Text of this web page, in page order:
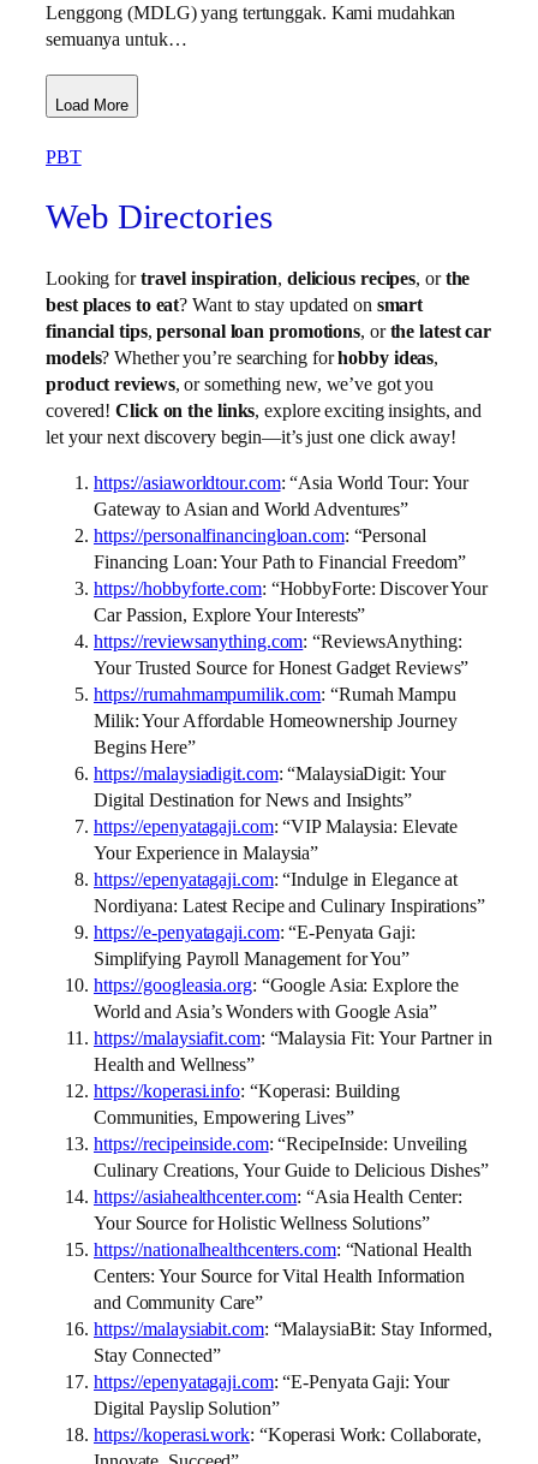
Lenggong (MDLG) yang tertunggak. Kami mudahkan
semuanya untuk…
Load More
PBT
Web Directories
Looking fortravel inspiration, delicious recipes, orthe
best places to eat? Want to stay updated on smart
financial tips,personal loan promotions, orthe latest car
models? Whether you’re searching forhobby ideas,
product reviews, or something new, we’ve got you
covered!Click on the links, explore exciting insights, and
let your next discovery begin—it’s just one click away!
https://asiaworldtour.com: “Asia World Tour: Your
Gateway to Asian and World Adventures”
https://personalfinancingloan.com: “Personal
Financing Loan: Your Path to Financial Freedom”
https://hobbyforte.com: “HobbyForte: Discover Your
Car Passion, Explore Your Interests”
https://reviewsanything.com: “ReviewsAnything:
Your Trusted Source for Honest Gadget Reviews”
https://rumahmampumilik.com: “Rumah Mampu
Milik: Your Affordable Homeownership Journey
Begins Here”
https://malaysiadigit.com: “MalaysiaDigit: Your
Digital Destination for News and Insights”
https://epenyatagaji.com: “VIP Malaysia: Elevate
Your Experience in Malaysia”
https://epenyatagaji.com: “Indulge in Elegance at
Nordiyana: Latest Recipe and Culinary Inspirations”
https://e-penyatagaji.com: “E-Penyata Gaji:
Simplifying Payroll Management for You”
https://googleasia.org: “Google Asia: Explore the
World and Asia’s Wonders with Google Asia”
https://malaysiafit.com: “Malaysia Fit: Your Partner in
Health and Wellness”
https://koperasi.info: “Koperasi: Building
Communities, Empowering Lives”
https://recipeinside.com: “RecipeInside: Unveiling
Culinary Creations, Your Guide to Delicious Dishes”
https://asiahealthcenter.com: “Asia Health Center:
Your Source for Holistic Wellness Solutions”
https://nationalhealthcenters.com: “National Health
Centers: Your Source for Vital Health Information
and Community Care”
https://malaysiabit.com: “MalaysiaBit: Stay Informed,
Stay Connected”
https://epenyatagaji.com: “E-Penyata Gaji: Your
Digital Payslip Solution”
https://koperasi.work: “Koperasi Work: Collaborate,